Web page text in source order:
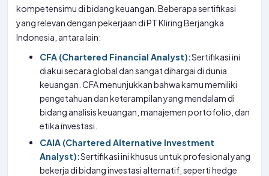
kompetensimu di bidang keuangan. Beberapa sertifikasi
yang relevan dengan pekerjaan di PT Kliring Berjangka
Indonesia, antara lain:
CFA (Chartered Financial Analyst):Sertifikasi ini
diakui secara global dan sangat dihargai di dunia
keuangan. CFA menunjukkan bahwa kamu memiliki
pengetahuan dan keterampilan yang mendalam di
bidang analisis keuangan, manajemen portofolio, dan
etika investasi.
CAIA (Chartered Alternative Investment
Analyst):Sertifikasi ini khusus untuk profesional yang
bekerja di bidang investasi alternatif, seperti hedge